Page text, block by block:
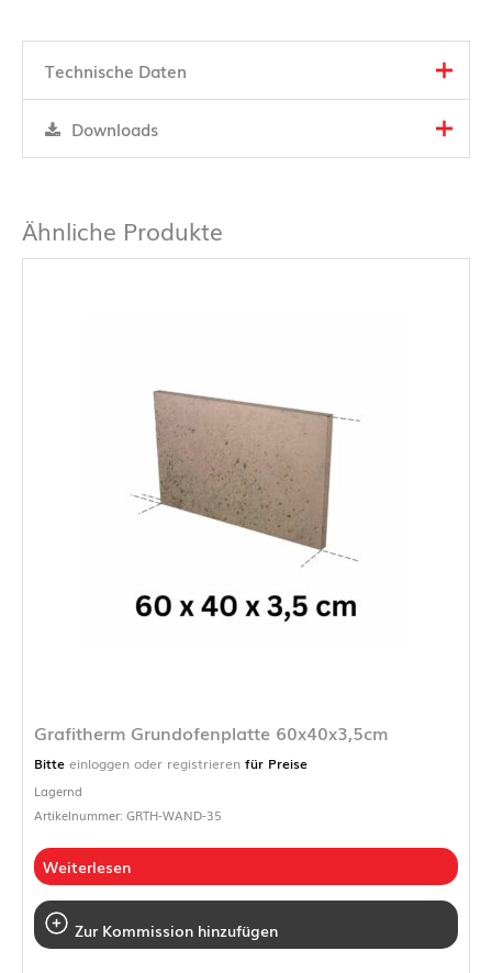
Technische Daten
Downloads
Ähnliche Produkte
Grafitherm Grundofenplatte 60x40x3,5cm
Bitte einloggen oder registrieren für Preise
Lagernd
Artikelnummer: GRTH-WAND-35
Weiterlesen
Zur Kommission hinzufügen